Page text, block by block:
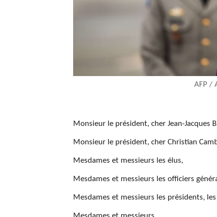
AFP /
Monsieur le président, cher Jean-Jacques
Monsieur le président, cher Christian
Mesdames et messieurs les élus,
Mesdames et messieurs les officiers
Mesdames et messieurs les présidents,